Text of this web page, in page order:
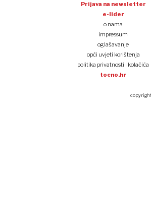
Prijava na newsletter
e-lider
o nama
impressum
oglašavanje
opći uvjeti korištenja
politika privatnosti i kolačića
tocno.hr